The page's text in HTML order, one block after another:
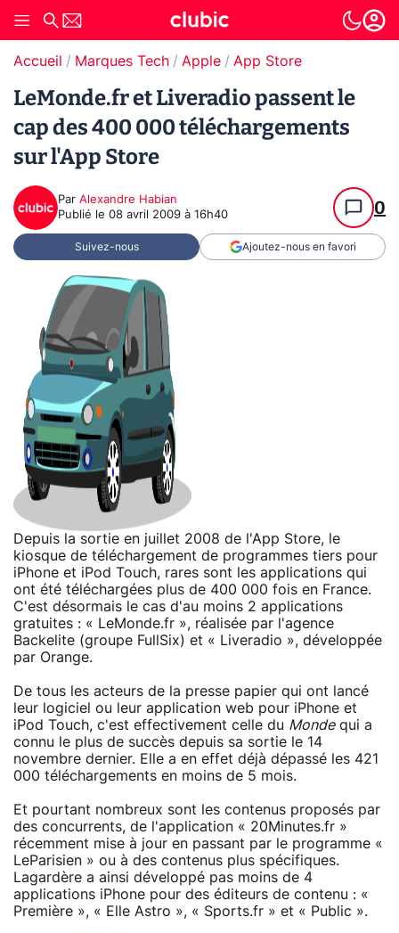
Accueil Marques Tech Apple App Store
LeMonde.fr et Liveradio passent le
cap des 400 000 téléchargements
sur l'App Store
Par Alexandre Habian
Publié le 08 avril 2009 à 16h40 0
Suivez-nous Ajoutez-nous en favori
Depuis la sortie en juillet 2008 de l'App Store, le
kiosque de téléchargement de programmes tiers pour
iPhone et iPod Touch, rares sont les applications qui
ont été téléchargées plus de 400 000 fois en France.
C'est désormais le cas d'au moins 2 applications
gratuites : « LeMonde.fr », réalisée par l'agence
Backelite (groupe FullSix) et « Liveradio », développée
par Orange.
De tous les acteurs de la presse papier qui ont lancé
leur logiciel ou leur application web pour iPhone et
iPod Touch, c'est effectivement celle du Mondequi a
connu le plus de succès depuis sa sortie le 14
novembre dernier. Elle a en effet déjà dépassé les 421
000 téléchargements en moins de 5 mois.
Et pourtant nombreux sont les contenus proposés par
des concurrents, de l'application « 20Minutes.fr »
récemment mise à jour en passant par le programme «
LeParisien » ou à des contenus plus spécifiques.
Lagardère a ainsi développé pas moins de 4
applications iPhone pour des éditeurs de contenu : «
Première », « Elle Astro », « Sports.fr » et « Public ».